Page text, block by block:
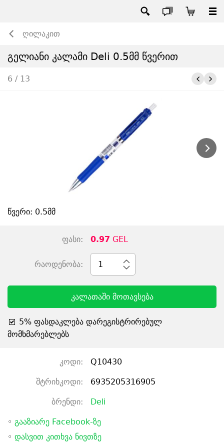
ღილაკით
გელიანი კალამი Deli 0.5მმ წვერით
6 / 13
წვერი: 0.5მმ
ფასი: 0.97 GEL
რაოდენობა: 1
კალათაში მოთავსება
5% ფასდაკლება დარეგისტრირებულ
მომხმარებლებს
კოდი: Q10430
შტრიხკოდი: 6935205316905
ბრენდი: Deli
◦ გააზიარე Facebook-ზე
◦ დასვით კითხვა ნივთზე